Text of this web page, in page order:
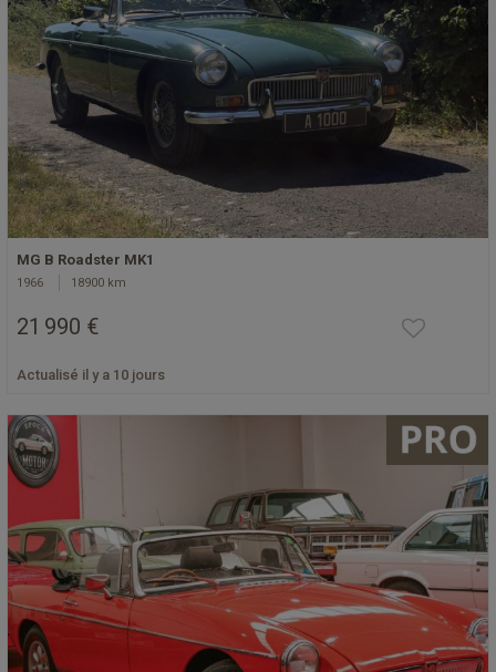
MG B Roadster MK1
1966 18900 km
21 990 €
Actualisé il y a 10 jours